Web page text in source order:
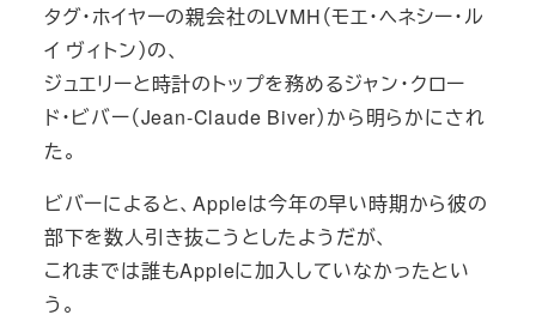
タグ・ホイヤーの親会社のLVMH（モエ・ヘネシー・ル
イ ヴィトン）の、
ジュエリーと時計のトップを務めるジャン・クロー
ド・ビバー（Jean-Claude Biver）から明らかにされ
た。
ビバーによると、Appleは今年の早い時期から彼の
部下を数人引き抜こうとしたようだが、
これまでは誰もAppleに加入していなかったとい
う。